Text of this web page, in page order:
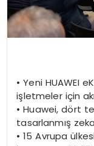
•Yeni HUAWEI
işletmeler için
•Huawei, dört
tasarlanmış zeka
•15 Avrupa